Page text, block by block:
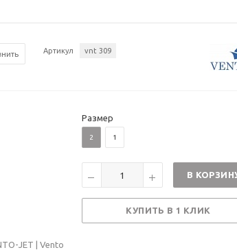
Артикул vnt 309
Размер
2 1
В
КУПИТЬ В 1 КЛИК
JET | Vento